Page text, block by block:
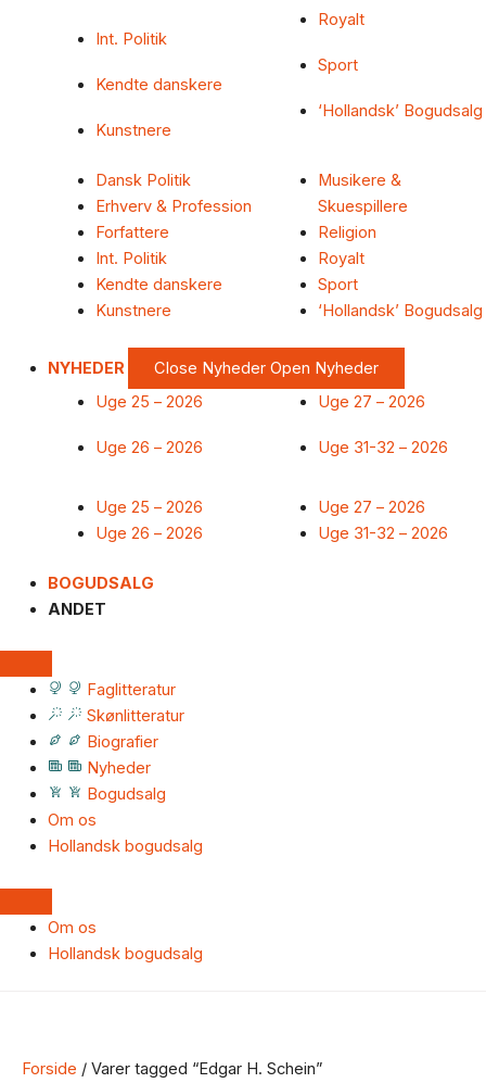
Int. Politik
Kendte danskere
Kunstnere
Royalt
Sport
‘Hollandsk’ Bogudsalg
Dansk Politik
Erhverv & Profession
Forfattere
Int. Politik
Kendte danskere
Kunstnere
Musikere &
Skuespillere
Religion
Royalt
Sport
‘Hollandsk’ Bogudsalg
NYHEDER Close Nyheder Open Nyheder
Uge 25 – 2026
Uge 26 – 2026
Uge 27 – 2026
Uge 31-32 – 2026
Uge 25 – 2026
Uge 26 – 2026
Uge 27 – 2026
Uge 31-32 – 2026
BOGUDSALG
ANDET
Faglitteratur
Skønlitteratur
Biografier
Nyheder
Bogudsalg
Om os
Hollandsk bogudsalg
Om os
Hollandsk bogudsalg
Forside / Varer tagged “Edgar H. Schein”